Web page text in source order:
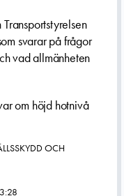
svarar på frågor
vad allmänheten
om höjd hotnivå
OCH